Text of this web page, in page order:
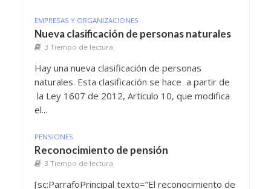
EMPRESAS Y ORGANIZACIONES
Nueva clasificación de personas naturales
3 Tiempo de lectura
Hay una nueva clasificación de personas
naturales. Esta clasificación se hace a partir de
la Ley 1607 de 2012, Articulo 10, que modifica
el...
PENSIONES
Reconocimiento de pensión
3 Tiempo de lectura
[sc:ParrafoPrincipal texto=”El reconocimiento de